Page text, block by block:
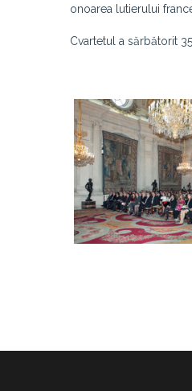
onoarea lutierului
Cvartetul a sărbătorit